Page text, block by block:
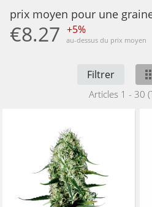
prix moyen pour une
€8.27 +5%
au-dessus du prix moyen
Filtrer
Articles 1 - 30